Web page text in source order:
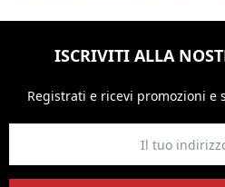
ISCRIVITI ALLA
Registrati e ricevi promozioni e